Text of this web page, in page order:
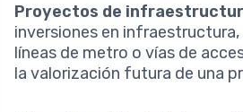
Proyectos de
inversiones en
líneas de metro o vías de
la valorización futura de una